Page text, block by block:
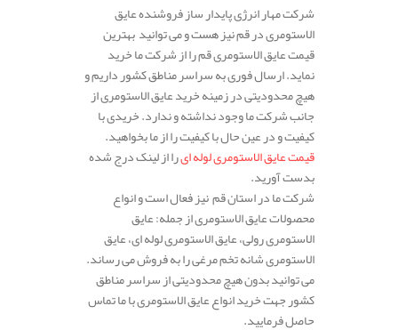
شرکت مهار انرژی پایدار ساز فروشنده عایق
الاستومری در قم نیز هست و می توانید بهترین
قیمت عایق الاستومری قم را از شرکت ما خرید
نماید. ارسال فوری به سراسر مناطق کشور داریم و
هیچ محدودیتی در زمینه خرید عایق الاستومری از
جانب شرکت ما وجود نداشته و ندارد. خریدی با
کیفیت و در عین حال با کیفیت را از ما بخواهید.
قیمت عایق الاستومری لوله ایرا از لینک درج شده
بدست آورید.
شرکت ما در استان قم نیز فعال است و انواع
محصولات عایق الاستومری از جمله: عایق
الاستومری رولی، عایق الاستومری لوله ای، عایق
الاستومری شانه تخم مرغی را به فروش می رساند.
می توانید بدون هیچ محدودیتی از سراسر مناطق
کشور جهت خرید انواع عایق الاستومری با ما تماس
حاصل فرمایید.